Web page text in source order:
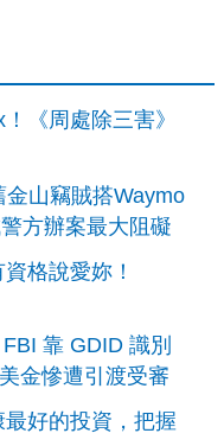
《周處除三害》
山竊賊搭Waymo
方辦案最大阻礙
格說愛妳！
靠 GDID 識別
金慘遭引渡受審
好的投資，把握